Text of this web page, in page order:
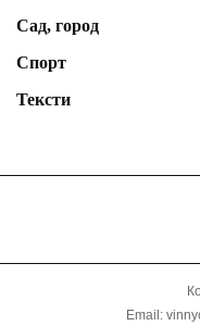
Сад, город
Спорт
Тексти
Email: